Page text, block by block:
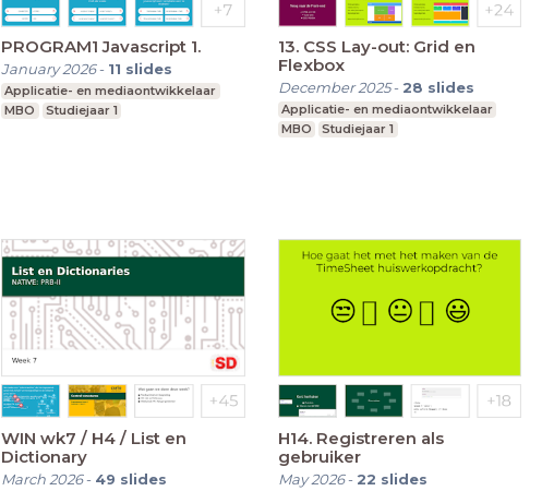
PROGRAM1 Javascript 1.
January 2026- 11 slides
Applicatie- en mediaontwikkelaar
MBO
Studiejaar 1
13. CSS Lay-out: Grid en
Flexbox
December 2025- 28 slides
Applicatie- en mediaontwikkelaar
MBO
Studiejaar 1
WIN wk7 / H4 / List en
Dictionary
March 2026- 49 slides
H14. Registreren als
gebruiker
May 2026- 22 slides